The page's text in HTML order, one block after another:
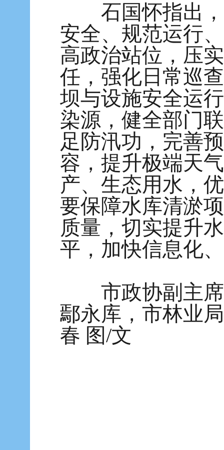
石国怀指出，
安全、规范运行
高政治站位，压
任，强化日常巡
坝与设施安全运
染源，健全部门
足防汛功，完善
容，提升极端天
产、生态用水，
要保障水库清淤
质量，切实提升
平，加快信息化
市政协副主席
鄢永库，市林业
春 图/文